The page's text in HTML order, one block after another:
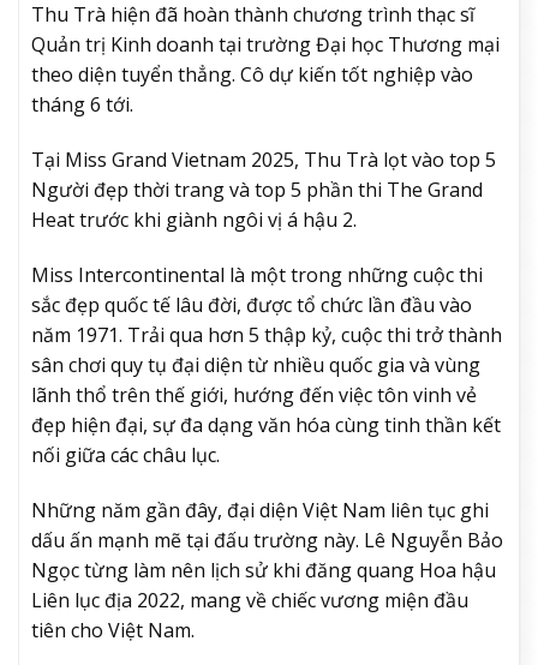
Thu Trà hiện đã hoàn thành chương trình thạc sĩ
Quản trị Kinh doanh tại trường Đại học Thương mại
theo diện tuyển thẳng. Cô dự kiến tốt nghiệp vào
tháng 6 tới.
Tại Miss Grand Vietnam 2025, Thu Trà lọt vào top 5
Người đẹp thời trang và top 5 phần thi The Grand
Heat trước khi giành ngôi vị á hậu 2.
Miss Intercontinental là một trong những cuộc thi
sắc đẹp quốc tế lâu đời, được tổ chức lần đầu vào
năm 1971. Trải qua hơn 5 thập kỷ, cuộc thi trở thành
sân chơi quy tụ đại diện từ nhiều quốc gia và vùng
lãnh thổ trên thế giới, hướng đến việc tôn vinh vẻ
đẹp hiện đại, sự đa dạng văn hóa cùng tinh thần kết
nối giữa các châu lục.
Những năm gần đây, đại diện Việt Nam liên tục ghi
dấu ấn mạnh mẽ tại đấu trường này. Lê Nguyễn Bảo
Ngọc từng làm nên lịch sử khi đăng quang Hoa hậu
Liên lục địa 2022, mang về chiếc vương miện đầu
tiên cho Việt Nam.